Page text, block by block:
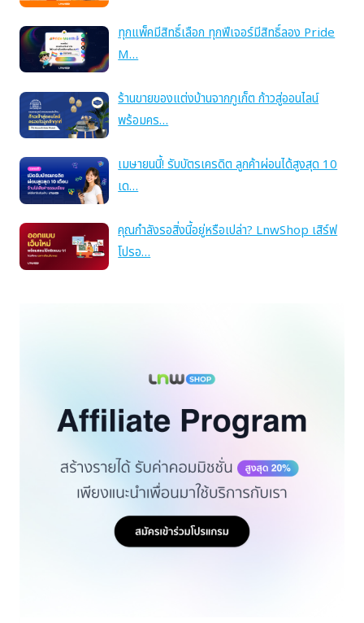
ทุกแพ็คมีสิทธิ์เลือก ทุกฟีเจอร์มีสิทธิ์ลอง Pride
M…
ร้านขายของแต่งบ้านจากภูเก็ต ก้าวสู่ออนไลน์
พร้อมคร…
เมษายนนี้! รับบัตรเครดิต ลูกค้าผ่อนได้สูงสุด 10
เด…
คุณกำลังรอสิ่งนี้อยู่หรือเปล่า? LnwShop เสิร์ฟ
โปรอ…